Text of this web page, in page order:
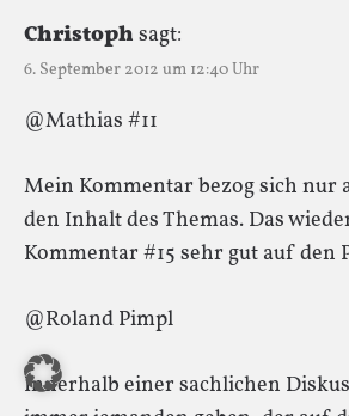
Christoph sagt:
6. September 2012 um 12:40 Uhr
@Mathias #11
Mein Kommentar bezog sich nur
den Inhalt des Themas. Das
Kommentar #15 sehr gut auf den
@Roland Pimpl
Innerhalb einer sachlichen